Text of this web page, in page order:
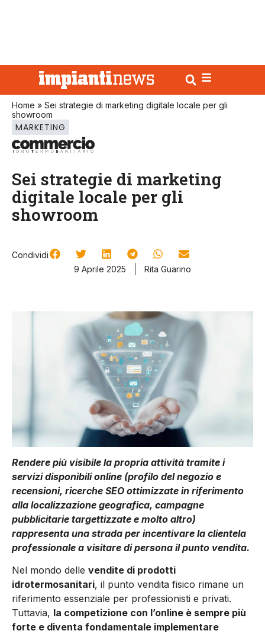
Home » Sei strategie di marketing digitale locale per gli
showroom
MARKETING
Sei strategie di marketing
digitale locale per gli
showroom
Condividi
9 Aprile 2025
Rita Guarino
Rendere più visibile la propria attività tramite i
servizi disponibili online (profilo del negozio e
recensioni, ricerche SEO ottimizzate in riferimento
alla localizzazione geografica, campagne
pubblicitarie targettizzate e molto altro)
rappresenta una strada per incentivare la clientela
professionale a visitare di persona il punto vendita.
Nel mondo delle vendite di prodotti
idrotermosanitari, il punto vendita fisico rimane un
riferimento essenziale per professionisti e privati.
Tuttavia, la competizione con l’online è sempre più
forte e diventa fondamentale implementare